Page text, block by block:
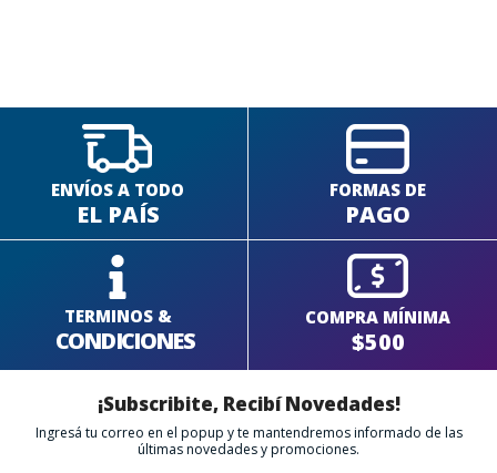
ENVÍOS A TODO
EL PAÍS
FORMAS DE
PAGO
TERMINOS &
CONDICIONES
COMPRA MÍNIMA
$500
¡Subscribite, Recibí Novedades!
Ingresá tu correo en el popup y te mantendremos informado de las
últimas novedades y promociones.